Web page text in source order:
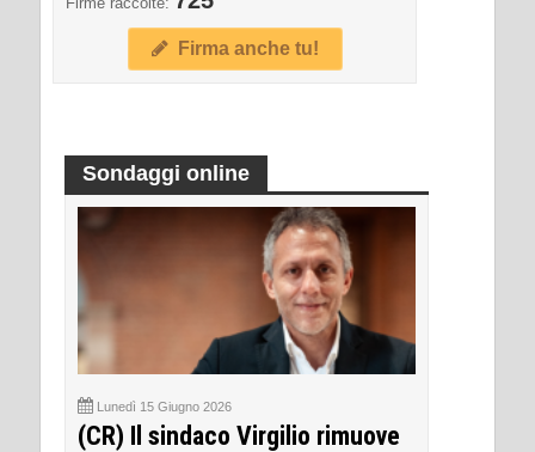
Firma anche tu!
Sondaggi online
Lunedì 15 Giugno 2026
(CR) Il sindaco Virgilio rimuove